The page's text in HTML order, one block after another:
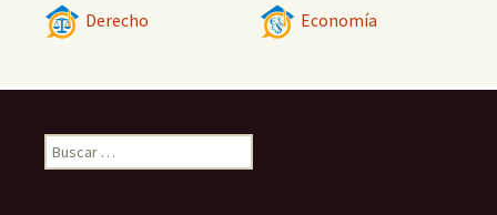
Derecho Economía
Buscar: